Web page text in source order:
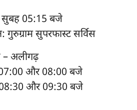
सुबह 05:15 बजे
गुरुग्राम सुपरफास्ट सर्विस
– अलीगढ़
और 08:00 बजे
और 09:30 बजे